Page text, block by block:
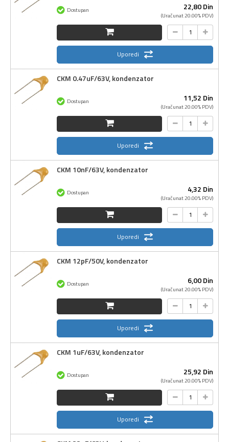
22,80Din
(Uračunat 20.00% PDV)
Dostupan
Uporedi
CKM 0.47uF/63V, kondenzator
11,52 Din
(Uračunat 20.00% PDV)
Dostupan
Uporedi
CKM 10nF/63V, kondenzator
4,32 Din
(Uračunat 20.00% PDV)
Dostupan
Uporedi
CKM 12pF/50V, kondenzator
6,00Din
(Uračunat 20.00% PDV)
Dostupan
Uporedi
CKM 1uF/63V, kondenzator
25,92 Din
(Uračunat 20.00% PDV)
Dostupan
Uporedi